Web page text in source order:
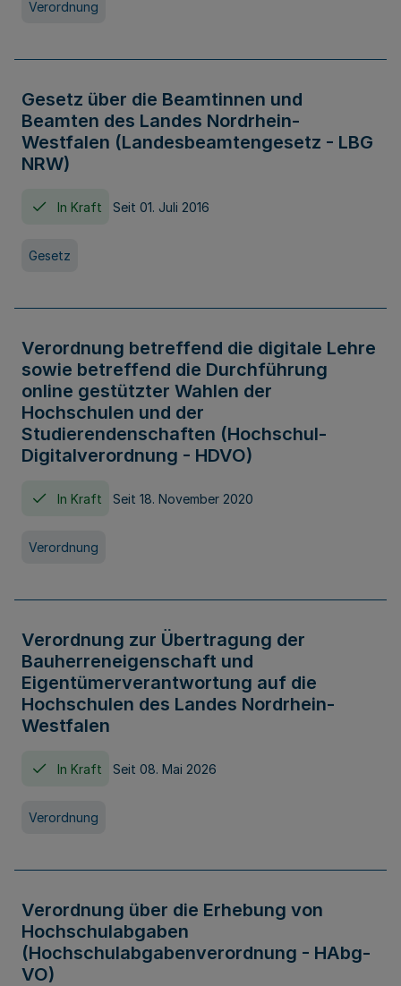
Verordnung
Gesetz über die Beamtinnen und
Beamten des Landes Nordrhein-
Westfalen (Landesbeamtengesetz - LBG
NRW)
In Kraft Seit 01. Juli 2016
Gesetz
Verordnung betreffend die digitale Lehre
sowie betreffend die Durchführung
online gestützter Wahlen der
Hochschulen und der
Studierendenschaften (Hochschul-
Digitalverordnung - HDVO)
In Kraft Seit 18. November 2020
Verordnung
Verordnung zur Übertragung der
Bauherreneigenschaft und
Eigentümerverantwortung auf die
Hochschulen des Landes Nordrhein-
Westfalen
In Kraft Seit 08. Mai 2026
Verordnung
Verordnung über die Erhebung von
Hochschulabgaben
(Hochschulabgabenverordnung - HAbg-
VO)